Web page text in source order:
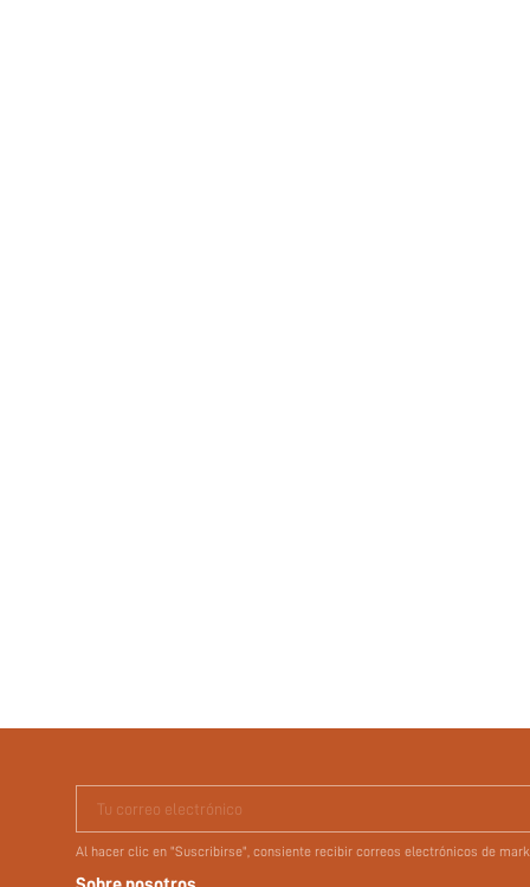
Tu correo electrónico
Al hacer clic en "Suscribirse", consiente recibir correos electrónicos de